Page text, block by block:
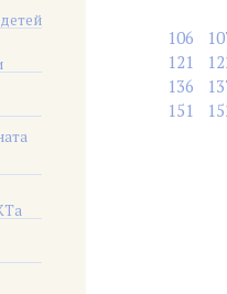
106
121
136
151